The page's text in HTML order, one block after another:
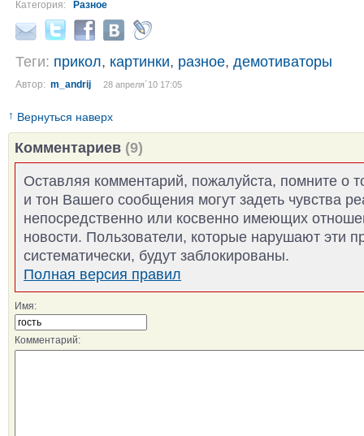
Категория: Разное
Теги: прикол, картинки, разное, демотиваторы
Автор: m_andrij 28 апреля´10 17:05
↑ Вернуться наверх
Комментариев (9)
Оставляя комментарий, пожалуйста, помните о
и тон Вашего сообщения могут задеть чувства
непосредственно или косвенно имеющих
новости. Пользователи, которые нарушают эти
систематически, будут заблокированы.
Полная версия правил
Имя:
Комментарий: